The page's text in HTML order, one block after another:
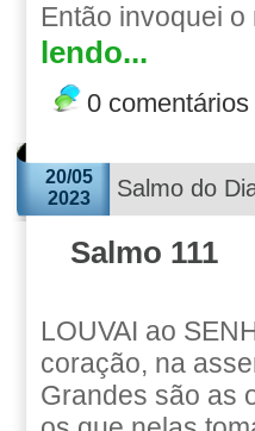
Então invoquei
lendo...
0 comentários
20/05
2023
Salmo do
Salmo 111
LOUVAI ao
coração, na
Grandes são as